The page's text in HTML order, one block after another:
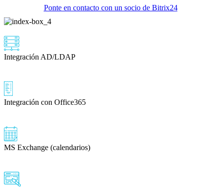
Ponte en contacto con un socio de Bitrix24
Integración AD/LDAP
Integración con Office365
MS Exchange (calendarios)